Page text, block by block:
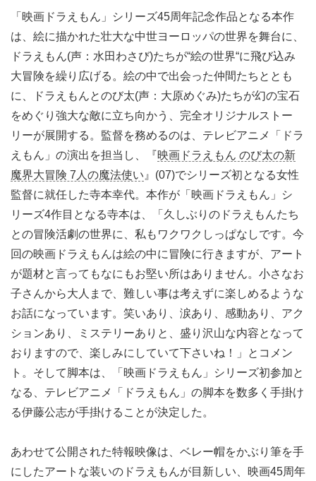
「映画ドラえもん」シリーズ45周年記念作品となる本作
は、絵に描かれた壮大な中世ヨーロッパの世界を舞台に、
ドラえもん(声：水田わさび)たちが“絵の世界“に飛び込み
大冒険を繰り広げる。絵の中で出会った仲間たちととも
に、ドラえもんとのび太(声：大原めぐみ)たちが幻の宝石
をめぐり強大な敵に立ち向かう、完全オリジナルストー
リーが展開する。監督を務めるのは、テレビアニメ「ドラ
えもん」の演出を担当し、『映画ドラえもん のび太の新
魔界大冒険 7人の魔法使い 』(07)でシリーズ初となる女性
監督に就任した寺本幸代。本作が「映画ドラえもん」シ
リーズ4作目となる寺本は、「久しぶりのドラえもんたち
との冒険活劇の世界に、私もワクワクしっぱなしです。今
回の映画ドラえもんは絵の中に冒険に行きますが、アート
が題材と言ってもなにもお堅い所はありません。小さなお
子さんから大人まで、難しい事は考えずに楽しめるような
お話になっています。笑いあり、涙あり、感動あり、アク
ションあり、ミステリーありと、盛り沢山な内容となって
おりますので、楽しみにしていて下さいね！」とコメン
ト。そして脚本は、「映画ドラえもん」シリーズ初参加と
なる、テレビアニメ「ドラえもん」の脚本を数多く手掛け
る伊藤公志が手掛けることが決定した。
あわせて公開された特報映像は、ベレー帽をかぶり筆を手
にしたアートな装いのドラえもんが目新しい、映画45周年